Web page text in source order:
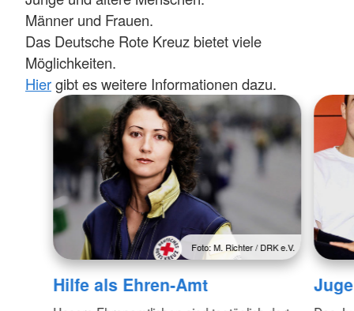
Männer und Frauen.
Das Deutsche Rote Kreuz bietet viele
Möglichkeiten.
Hiergibt es weitere Informationen dazu.
Foto: M. Richter / DRK e.V.
Hilfe als Ehren-Amt